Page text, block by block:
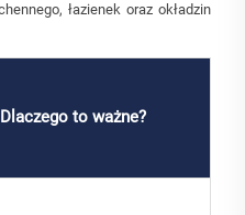
łazienek oraz okładzin
Dlaczego to ważne?